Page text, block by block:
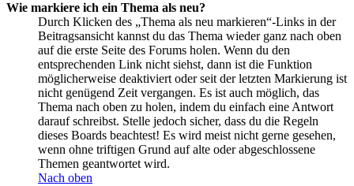
Wie markiere ich ein Thema als neu?
Durch Klicken des „Thema als neu markieren“-Links in der
Beitragsansicht kannst du das Thema wieder ganz nach oben
auf die erste Seite des Forums holen. Wenn du den
entsprechenden Link nicht siehst, dann ist die Funktion
möglicherweise deaktiviert oder seit der letzten Markierung ist
nicht genügend Zeit vergangen. Es ist auch möglich, das
Thema nach oben zu holen, indem du einfach eine Antwort
darauf schreibst. Stelle jedoch sicher, dass du die Regeln
dieses Boards beachtest! Es wird meist nicht gerne gesehen,
wenn ohne triftigen Grund auf alte oder abgeschlossene
Themen geantwortet wird.
Nach oben